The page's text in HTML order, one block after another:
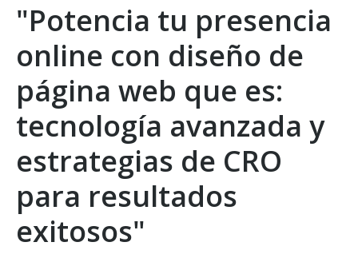
"Potencia tu presencia
online con diseño de
página web que es:
tecnología avanzada y
estrategias de CRO
para resultados
exitosos"